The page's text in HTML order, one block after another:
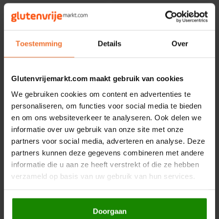
Toestemming Details Over
Glutenvrijemarkt.com maakt gebruik van cookies
We gebruiken cookies om content en advertenties te
personaliseren, om functies voor social media te bieden
en om ons websiteverkeer te analyseren. Ook delen we
informatie over uw gebruik van onze site met onze
partners voor social media, adverteren en analyse. Deze
partners kunnen deze gegevens combineren met andere
informatie die u aan ze heeft verstrekt of die ze hebben
verzameld op basis van uw gebruik van hun services.
Doorgaan
Lima
Lisa's Choice
Mixwell
Nairn's
Nakd
VERS
Op voorraad
Le Poole
- Glutenvrij
220 gram
€5,99
Niet op voorraad
Le Poole
4-Zadenmix 300g -
Glutenvrij
300 gram
€3,99
NIEUW
VERS